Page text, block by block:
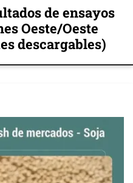
de ensayos
Oeste/Oeste
descargables)